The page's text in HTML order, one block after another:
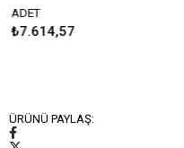
ADET
₺7.614,57
ÜRÜNÜ PAYLAŞ: